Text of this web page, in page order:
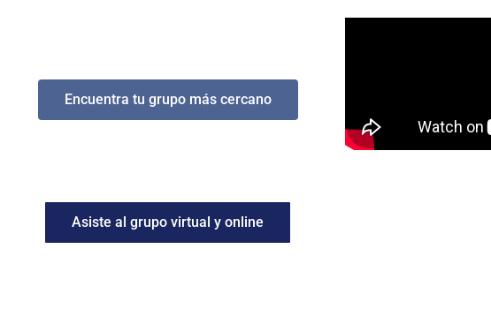
Encuentra tu grupo más cercano
Asiste al grupo virtual y online